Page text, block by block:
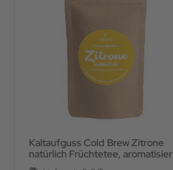
Kaltaufguss Cold Brew Zitrone
natürlich Früchtetee, aromatisier